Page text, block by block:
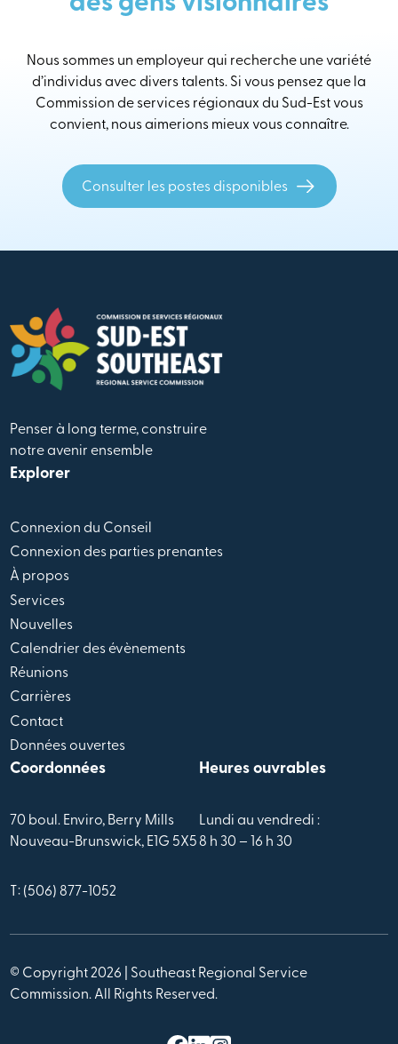
Nous sommes un employeur qui recherche une variété
d’individus avec divers talents. Si vous pensez que la
Commission de services régionaux du Sud-Est vous
convient, nous aimerions mieux vous connaître.
Consulter les postes disponibles
Penser à long terme, construire
notre avenir ensemble
Explorer
Connexion du Conseil
Connexion des parties prenantes
À propos
Services
Nouvelles
Calendrier des évènements
Réunions
Carrières
Contact
Données ouvertes
Coordonnées
70 boul. Enviro, Berry Mills
Nouveau-Brunswick, E1G 5X5
T: (506) 877-1052
Heures ouvrables
Lundi au vendredi :
8 h 30 – 16 h 30
© Copyright 2026 | Southeast Regional Service
Commission. All Rights Reserved.